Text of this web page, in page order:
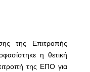
της Επιτροπής
η θετική
της ΕΠΟ για